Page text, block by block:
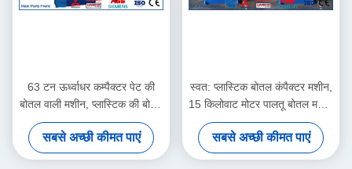
63 टन ऊर्ध्वाधर कम्पैक्टर पेट की
बोतल वाली मशीन, प्लास्टिक की बोतल
बलिंग प्रेस Y82-63
सबसे अच्छी कीमत पाएं
स्वत: प्लास्टिक बोतल कंपैक्टर मशीन,
15 किलोवाट मोटर पालतू बोतल मशीन
Y82-35 दबाने
सबसे अच्छी कीमत पाएं